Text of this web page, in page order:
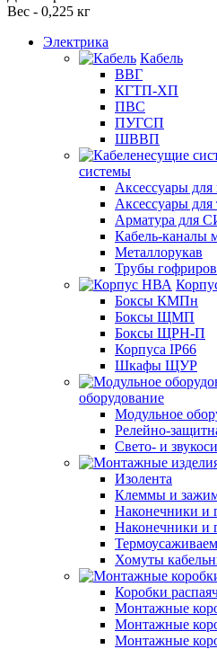
Вес - 0,225 кг
Электрика
Кабель
ВВГ
КГТП-ХП
ПВС
ПУГСП
ШВВП
системы
Аксессуары для
Аксессуары
Арматура для
Кабель-каналы
Металлорукав
Трубы
Боксы КМПн
Боксы ЩМП
Боксы ЩРН-П
Корпуса IP66
Шкафы ЩУР
оборудование
Модульное
Релейно-
Свето- и
Изолента
Клеммы и
Наконечники и
Наконечники и
Хомуты
Коробки
Монтажные
Монтажные
Монтажные